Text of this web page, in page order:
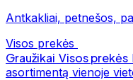
Antkakliai, petnešos,
Visos prekės
Graužikai Visos prekės
asortimentą vienoje